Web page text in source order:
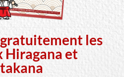
les
Hiragana et